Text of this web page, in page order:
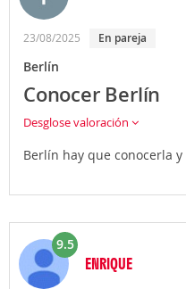
23/08/2025 En pareja
Berlín
Conocer Berlín
Desglose valoración
Berlín hay que conocerla
9.5
ENRIQUE